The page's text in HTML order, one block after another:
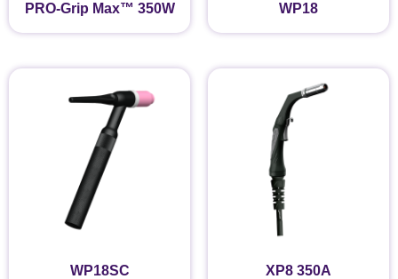
PRO-Grip Max™ 350W WP18
WP18SC XP8 350A